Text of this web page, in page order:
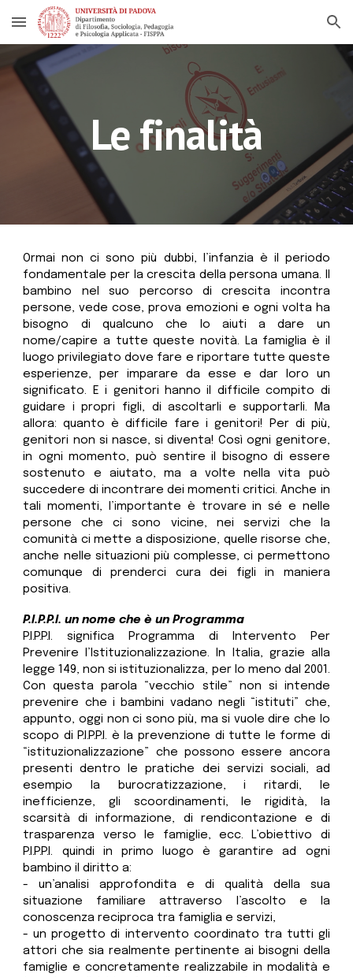
Skip to main content Skip to navigation
Le finalità
Ormai non ci sono più dubbi, l’infanzia è il periodo
fondamentale per la crescita della persona umana. Il
bambino nel suo percorso di crescita incontra
persone, vede cose, prova emozioni e ogni volta ha
bisogno di qualcuno che lo aiuti a dare un
nome/capire a tutte queste novità. La famiglia è il
luogo privilegiato dove fare e riportare tutte queste
esperienze, per imparare da esse e dar loro un
significato. E i genitori hanno il difficile compito di
guidare i propri figli, di ascoltarli e supportarli. Ma
allora: quanto è difficile fare i genitori! Per di più,
genitori non si nasce, si diventa! Così ogni genitore,
in ogni momento, può sentire il bisogno di essere
sostenuto e aiutato, ma a volte nella vita può
succedere di incontrare dei momenti critici. Anche in
tali momenti, l’importante è trovare in sé e nelle
persone che ci sono vicine, nei servizi che la
comunità ci mette a disposizione, quelle risorse che,
anche nelle situazioni più complesse, ci permettono
comunque di prenderci cura dei figli in maniera
positiva.
P.I.P.P.I. un nome che è un Programma
P.I.P.P.I. significa Programma di Intervento Per
Prevenire l’Istituzionalizzazione. In Italia, grazie alla
legge 149, non si istituzionalizza, per lo meno dal 2001.
Con questa parola “vecchio stile” non si intende
prevenire che i bambini vadano negli “istituti” che,
appunto, oggi non ci sono più, ma si vuole dire che lo
scopo di P.I.P.P.I. è la prevenzione di tutte le forme di
“istituzionalizzazione” che possono essere ancora
presenti dentro le pratiche dei servizi sociali, ad
esempio la burocratizzazione, i ritardi, le
inefficienze, gli scoordinamenti, le rigidità, la
scarsità di informazione, di rendicontazione e di
trasparenza verso le famiglie, ecc. L’obiettivo di
P.I.P.P.I. quindi in primo luogo è garantire ad ogni
bambino il diritto a:
- un’analisi approfondita e di qualità della sua
situazione familiare attraverso l’ascolto e la
conoscenza reciproca tra famiglia e servizi,
- un progetto di intervento coordinato tra tutti gli
attori che sia realmente pertinente ai bisogni della
famiglie e concretamente realizzabile in modalità e